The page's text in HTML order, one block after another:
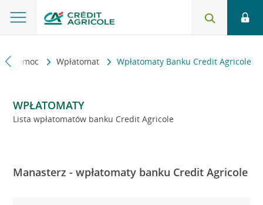
i pomoc Wpłatomat Wpłatomaty Banku Credit Agricole
WPŁATOMATY
Lista wpłatomatów banku Credit Agricole
Manasterz - wpłatomaty banku Credit Agricole